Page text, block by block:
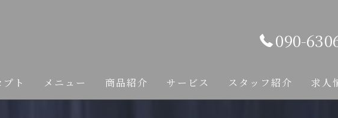
090-
ト メニュー 商品紹介 サービス スタッフ紹介 求人